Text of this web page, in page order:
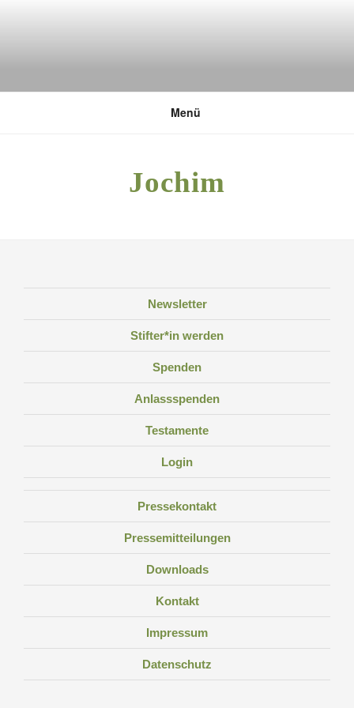
DEUTSCHE UMWELTSTIFTUNG
Menü
Jochim
Newsletter
Stifter*in werden
Spenden
Anlassspenden
Testamente
Login
Pressekontakt
Pressemitteilungen
Downloads
Kontakt
Impressum
Datenschutz